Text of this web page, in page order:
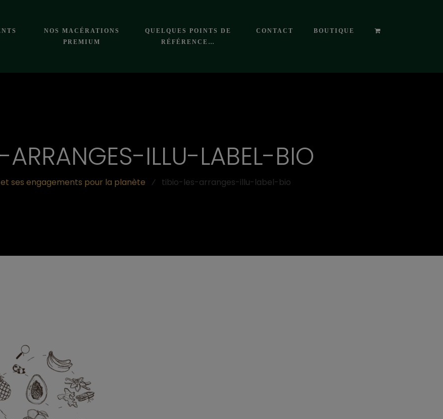
NOS MACÉRATIONS
PREMIUM
QUELQUES POINTS DE
RÉFÉRENCE…
CONTACT BOUTIQUE
ARRANGES-ILLU-LABEL-BIO
ses engagements pour la planète ⁄ tibio-les-arranges-illu-label-bio